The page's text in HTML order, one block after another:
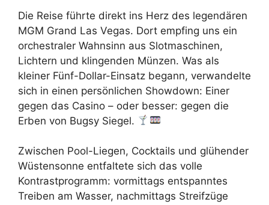
Die Reise führte direkt ins Herz des legendären
MGM Grand Las Vegas. Dort empfing uns ein
orchestraler Wahnsinn aus Slotmaschinen,
Lichtern und klingenden Münzen. Was als
kleiner Fünf-Dollar-Einsatz begann, verwandelte
sich in einen persönlichen Showdown: Einer
gegen das Casino – oder besser: gegen die
Erben von Bugsy Siegel.
Zwischen Pool-Liegen, Cocktails und glühender
Wüstensonne entfaltete sich das volle
Kontrastprogramm: vormittags entspanntes
Treiben am Wasser, nachmittags Streifzüge